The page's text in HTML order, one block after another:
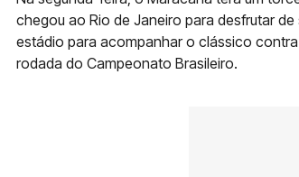
chegou ao Rio de Janeiro para desfrutar
estádio para acompanhar o clássico
rodada do Campeonato Brasileiro.